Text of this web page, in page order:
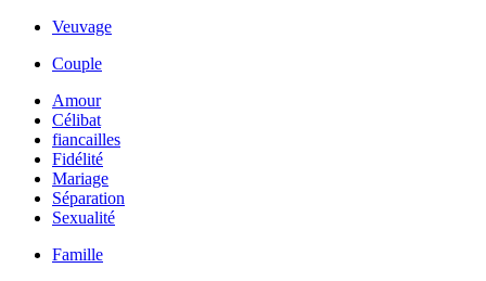
Veuvage
Couple
Amour
Célibat
fiancailles
Fidélité
Mariage
Séparation
Sexualité
Famille